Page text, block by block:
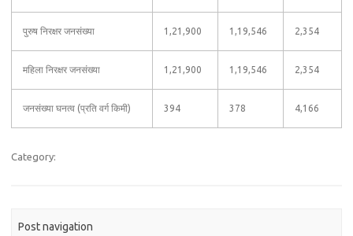
पुरुष निरक्षर जनसंख्या 1,21,900 1,19,546 2,354
महिला निरक्षर जनसंख्या 1,21,900 1,19,546 2,354
जनसंख्या घनत्व (प्रति वर्ग किमी) 394 378 4,166
Category:
Post navigation